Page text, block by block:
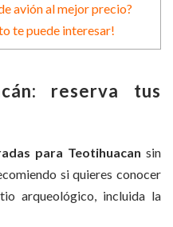
avión al mejor precio?
te puede interesar!
reserva tus
para Teotihuacan sin
si quieres conocer
arqueológico, incluida la